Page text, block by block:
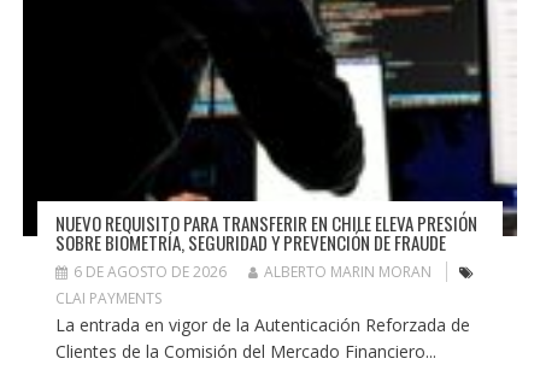
NUEVO REQUISITO PARA TRANSFERIR EN CHILE ELEVA PRESIÓN
SOBRE BIOMETRÍA, SEGURIDAD Y PREVENCIÓN DE FRAUDE
6 DE AGOSTO DE 2026
ALBERTO MARIN MORAN
CLAI PAYMENTS
La entrada en vigor de la Autenticación Reforzada de
Clientes de la Comisión del Mercado Financiero...